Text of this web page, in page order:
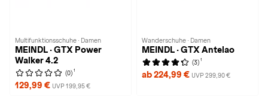
Multifunktionsschuhe · Damen
MEINDL · GTX Power
Walker 4.2
(0) 1
129,99 € UVP 199,95 €
Wanderschuhe · Damen
MEINDL · GTX Antelao
(3) 1
ab 224,99 € UVP 299,90 €